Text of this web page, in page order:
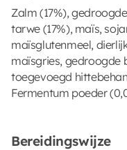
Zalm (17%),
tarwe (17%), maïs,
maïsglutenmeel,
maïsgries, gedroogde
toegevoegd
Fermentum poeder
Bereidingswijze